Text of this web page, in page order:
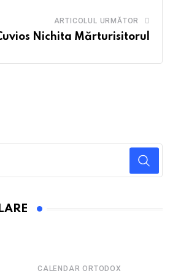
ARTICOLUL URMĂTOR
Nichita Mărturisitorul
CALENDAR ORTODOX